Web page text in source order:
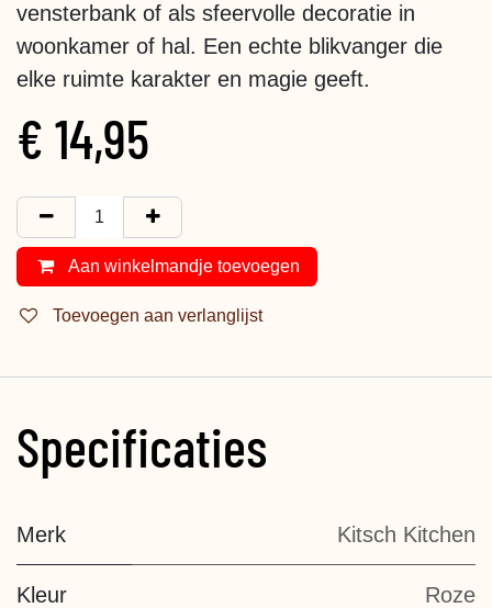
vensterbank of als sfeervolle decoratie in
woonkamer of hal. Een echte blikvanger die
elke ruimte karakter en magie geeft.
€ 14,95
Aan winkelmandje toevoegen
Toevoegen aan verlanglijst
Specificaties
Merk Kitsch Kitchen
Kleur Roze